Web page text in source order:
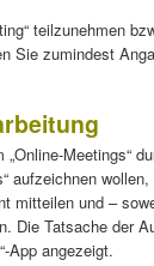
teilzunehmen
Sie zumindest
„Online-Meetings“
aufzeichnen
mitteilen und –
Die Tatsache der
App angezeigt.